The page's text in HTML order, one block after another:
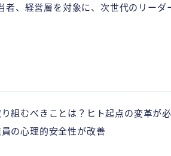
、経営層を対象に、次世代のリーダ
組むべきことは？ヒト起点の変革が
の心理的安全性が改善